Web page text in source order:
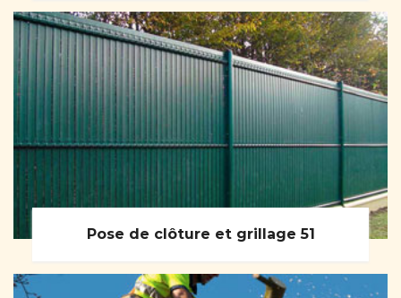
Pose de clôture et grillage 51